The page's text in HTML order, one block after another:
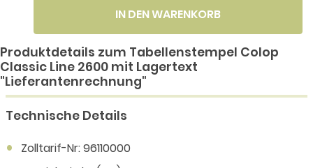
IN DEN WARENKORB
Produktdetails zum Tabellenstempel Colop
Classic Line 2600 mit Lagertext
"Lieferantenrechnung"
Technische Details
Zolltarif-Nr: 96110000